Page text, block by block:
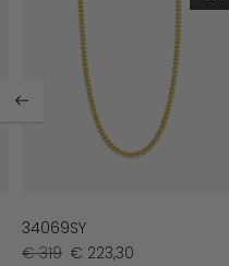
34069SY
Normale
€ 319 Sale-
€ 223,30